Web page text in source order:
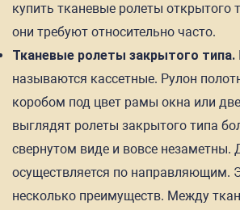
купить тканевые ролеты открытого
они требуют относительно часто.
Тканевые ролеты закрытого типа.
называются кассетные. Рулон
коробом под цвет рамы окна или
выглядят ролеты закрытого типа
свернутом виде и вовсе незаметны.
осуществляется по направляющим.
несколько преимуществ. Между